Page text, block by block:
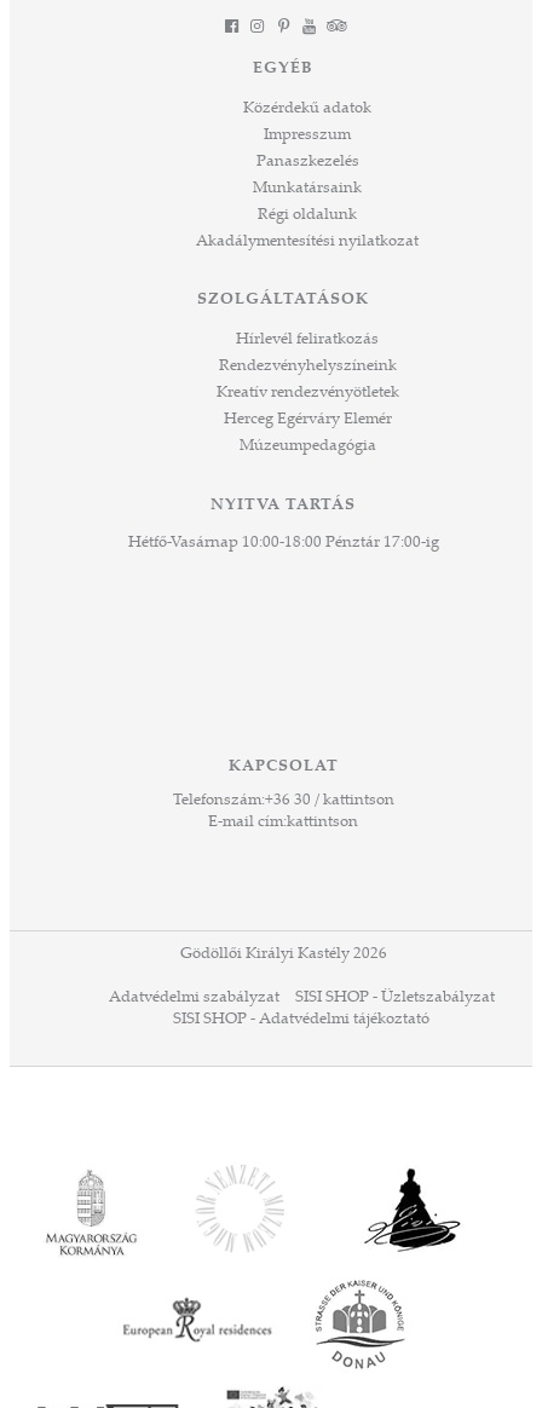
EGYÉB
Közérdekű adatok
Impresszum
Panaszkezelés
Munkatársaink
Régi oldalunk
Akadálymentesítési nyilatkozat
SZOLGÁLTATÁSOK
Hírlevél feliratkozás
Rendezvényhelyszíneink
Kreatív rendezvényötletek
Herceg Egérváry Elemér
Múzeumpedagógia
NYITVA TARTÁS
Hétfő-Vasárnap 10:00-18:00 Pénztár 17:00-ig
KAPCSOLAT
Telefonszám:+36 30 / kattintson
E-mail cím:kattintson
Gödöllői Királyi Kastély 2026
Adatvédelmi szabályzat
SISI SHOP - Üzletszabályzat
SISI SHOP - Adatvédelmi tájékoztató